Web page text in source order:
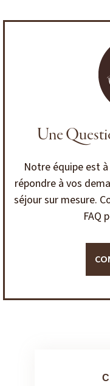
Une
Notre équipe est
répondre à vos
séjour sur mesure.
FAQ